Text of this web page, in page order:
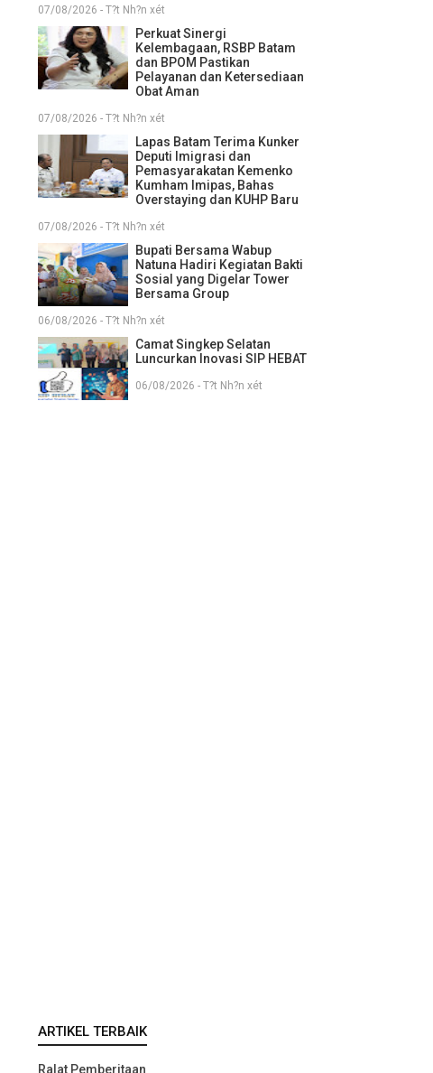
07/08/2026 - T?t Nh?n xét
Perkuat Sinergi
Kelembagaan, RSBP Batam
dan BPOM Pastikan
Pelayanan dan Ketersediaan
Obat Aman
07/08/2026 - T?t Nh?n xét
Lapas Batam Terima Kunker
Deputi Imigrasi dan
Pemasyarakatan Kemenko
Kumham Imipas, Bahas
Overstaying dan KUHP Baru
07/08/2026 - T?t Nh?n xét
Bupati Bersama Wabup
Natuna Hadiri Kegiatan Bakti
Sosial yang Digelar Tower
Bersama Group
06/08/2026 - T?t Nh?n xét
Camat Singkep Selatan
Luncurkan Inovasi SIP HEBAT
06/08/2026 - T?t Nh?n xét
ARTIKEL TERBAIK
Ralat Pemberitaan